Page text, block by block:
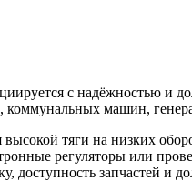
с надёжностью и
коммунальных машин,
тяги на низких
регуляторы или
доступность запчастей и